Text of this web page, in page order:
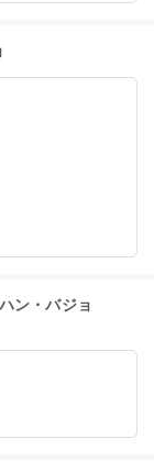
ン・バジョ